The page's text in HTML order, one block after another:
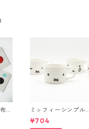
ミッフィーシンプルフ
ェイス マグ
¥704